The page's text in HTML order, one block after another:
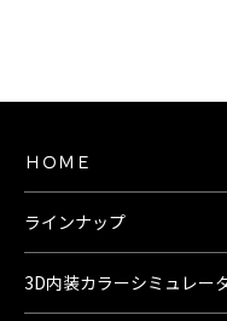
ＨＯＭＥ
ラインナップ
3D内装カラーシミュレー